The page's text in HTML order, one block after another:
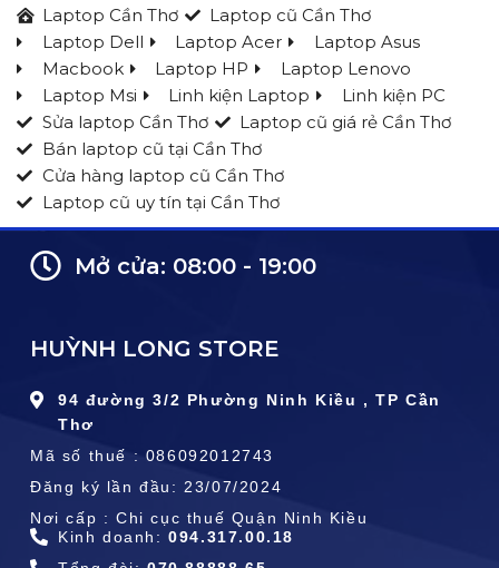
Laptop Cần Thơ
Laptop cũ Cần Thơ
Laptop Dell
Laptop Acer
Laptop Asus
Macbook
Laptop HP
Laptop Lenovo
Laptop Msi
Linh kiện Laptop
Linh kiện PC
Sửa laptop Cần Thơ
Laptop cũ giá rẻ Cần Thơ
Bán laptop cũ tại Cần Thơ
Cửa hàng laptop cũ Cần Thơ
Laptop cũ uy tín tại Cần Thơ
Mở cửa: 08:00 - 19:00
HUỲNH LONG STORE
94 đường 3/2 Phường Ninh Kiều , TP Cần
Thơ
Mã số thuế : 086092012743
Đăng ký lần đầu: 23/07/2024
Nơi cấp : Chi cục thuế Quận Ninh Kiều
Kinh doanh:094.317.00.18